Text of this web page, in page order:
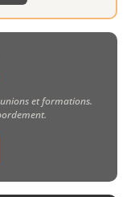
et formations.